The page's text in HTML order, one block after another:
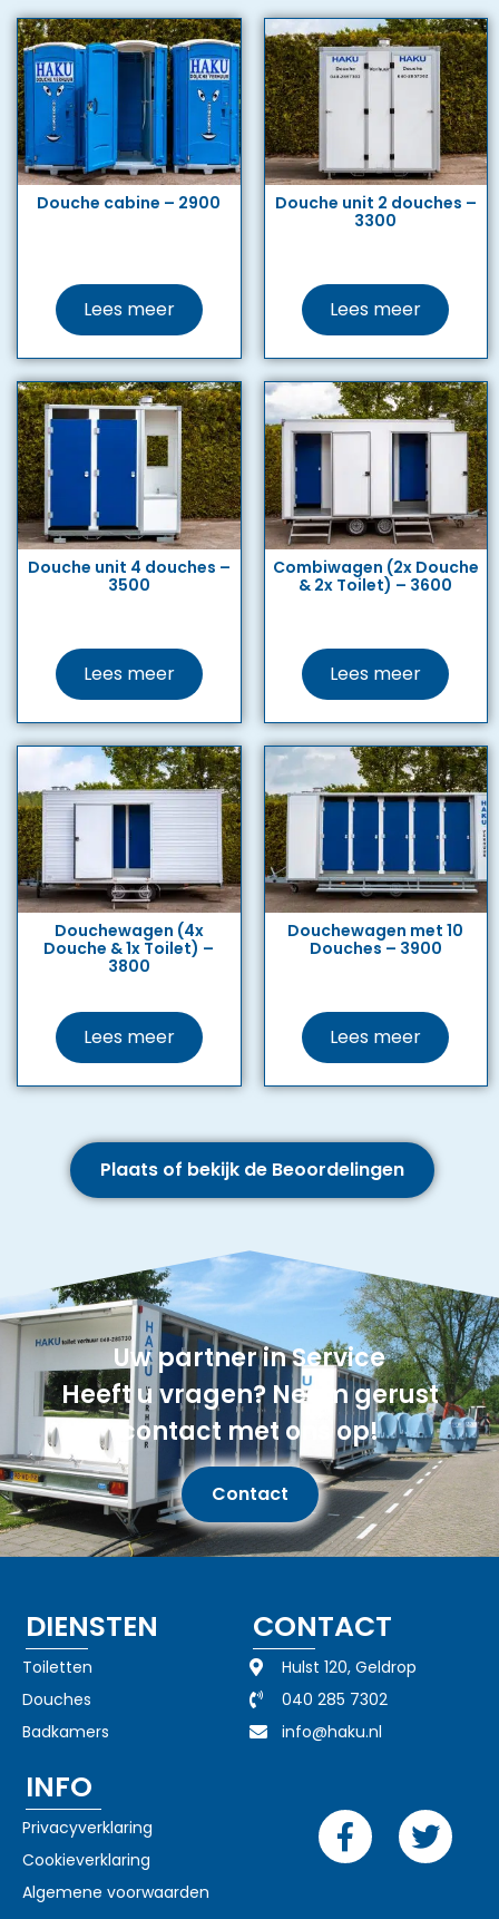
Douche cabine – 2900
Lees meer
Douche unit 2 douches –
3300
Lees meer
Douche unit 4 douches –
3500
Lees meer
Combiwagen (2x Douche
& 2x Toilet) – 3600
Lees meer
Douchewagen (4x
Douche & 1x Toilet) –
3800
Lees meer
Douchewagen met 10
Douches – 3900
Lees meer
Plaats of bekijk de Beoordelingen
Uw partner in Service
Heeft u vragen? Neem gerust
contact met ons op!
Contact
DIENSTEN
Toiletten
Douches
Badkamers
CONTACT
Hulst 120, Geldrop
040 285 7302
info@haku.nl
INFO
Privacyverklaring
Cookieverklaring
Algemene voorwaarden